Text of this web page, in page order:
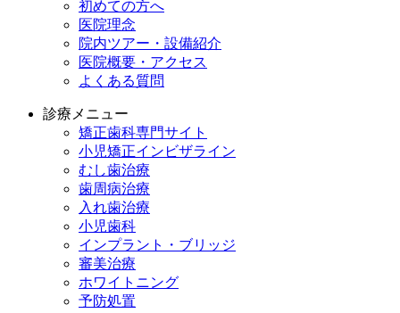
初めての方へ
医院理念
院内ツアー・設備紹介
医院概要・アクセス
よくある質問
診療メニュー
矯正歯科専門サイト
小児矯正インビザライン
むし歯治療
歯周病治療
入れ歯治療
小児歯科
インプラント・ブリッジ
審美治療
ホワイトニング
予防処置